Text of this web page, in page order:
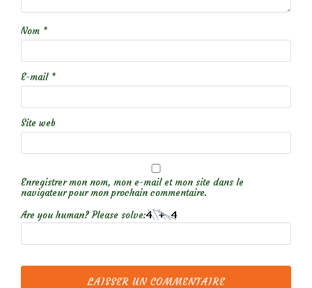
Nom *
E-mail *
Site web
Enregistrer mon nom, mon e-mail et mon site dans le
navigateur pour mon prochain commentaire.
Are you human? Please solve: